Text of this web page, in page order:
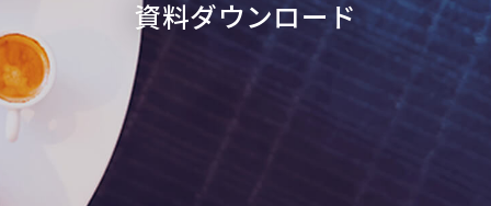
資料ダウンロード